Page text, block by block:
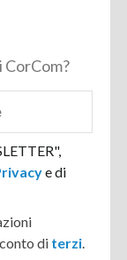
e di
di terzi.